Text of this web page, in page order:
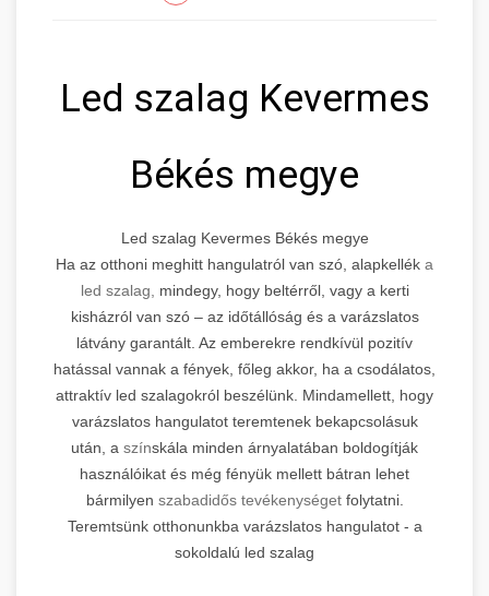
Led szalag Kevermes
Békés megye
Led szalag Kevermes Békés megye
Ha az otthoni meghitt hangulatról van szó, alapkellék a
led szalag,
mindegy, hogy beltérről, vagy a kerti
kisházról van szó – az időtállóság és a varázslatos
látvány garantált. Az emberekre rendkívül pozitív
hatással vannak a fények, főleg akkor, ha a csodálatos,
attraktív led szalagokról beszélünk. Mindamellett, hogy
varázslatos hangulatot teremtenek bekapcsolásuk
után, a színskála minden árnyalatában boldogítják
használóikat és még fényük mellett bátran lehet
bármilyen szabadidős tevékenységetfolytatni.
Teremtsünk otthonunkba varázslatos hangulatot - a
sokoldalú led szalag